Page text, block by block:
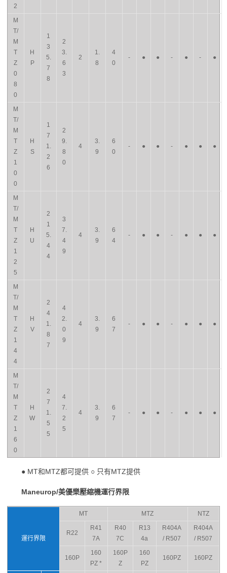
2
M
T/
M
T
Z
0
8
0
H
P
1
3
5.
7
8
2
3.
6
3
2
1.
8
4
0
- ● ● - ● - ●
M
T/
M
T
Z
1
0
0
H
S
1
7
1.
2
6
2
9.
8
0
4
3.
9
6
0
- ● ● - ● ● ●
M
T/
M
T
Z
1
2
5
H
U
2
1
5.
4
4
3
7.
4
9
4
3.
9
6
4
- ● ● - ● ● ●
M
T/
M
T
Z
1
4
4
H
V
2
4
1.
8
7
4
2.
0
9
4
3.
9
6
7
- ● ● - ● ● ●
M
T/
M
T
Z
1
6
0
H
W
2
7
1.
5
5
4
7.
2
5
4
3.
9
6
7
- ● ● - ● ● ●
● MT和MTZ都可提供 ○ 只有MTZ提供
Maneurop/美優樂壓縮機運行界限
運行界限
MT MTZ NTZ
R22
R41
7A
R40
7C
R13
4a
R404A
/ R507
R404A
/ R507
160P
160
PZ *
160P
Z
160
PZ
160PZ 160PZ